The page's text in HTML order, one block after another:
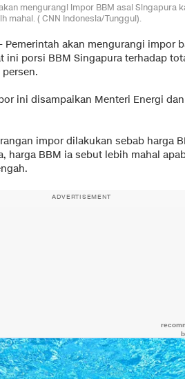
mengurangi impor BBM asal Singapura
mahal. ( CNN Indonesia/Tunggul).
Pemerintah akan mengurangi impor
ini porsi BBM Singapura terhadap
ini disampaikan Menteri Energi
impor dilakukan sebab harga
harga BBM ia sebut lebih mahal
ADVERTISEMENT